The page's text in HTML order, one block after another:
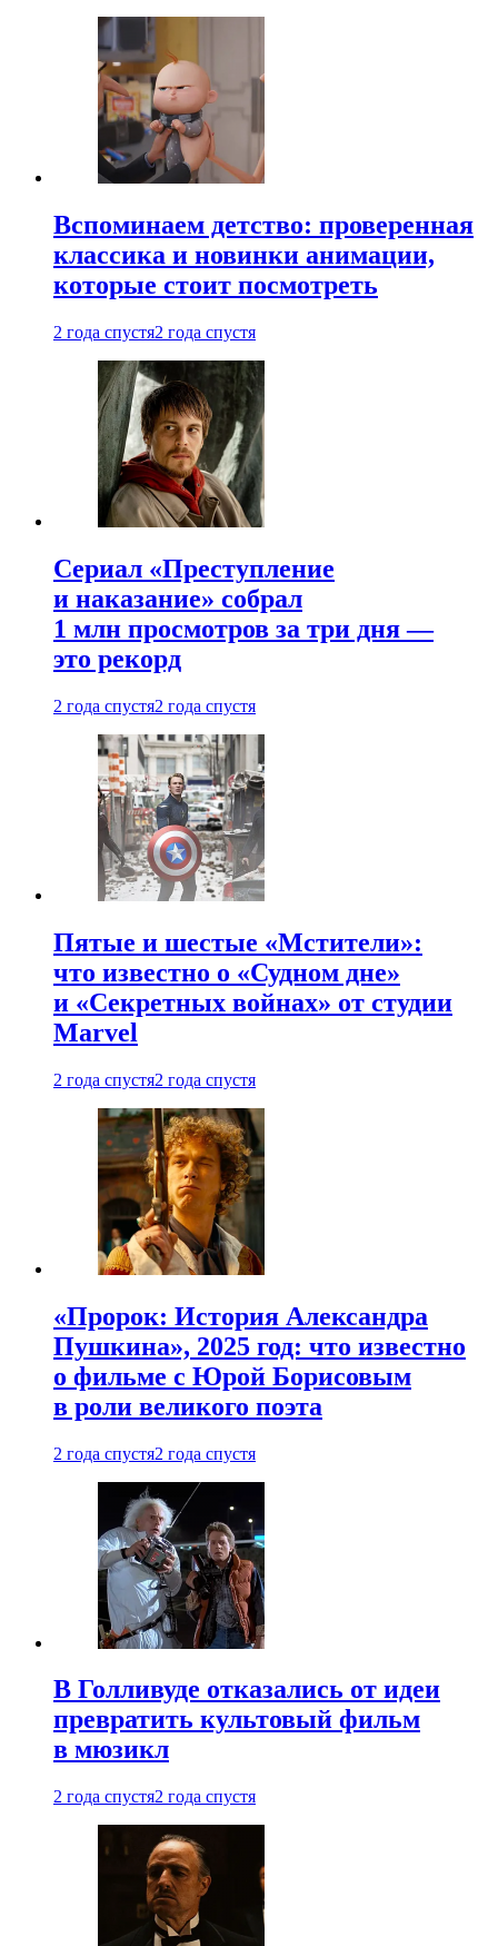
Вспоминаем детство: проверенная
классика и новинки анимации,
которые стоит посмотреть
2 года спустя2 года спустя
Сериал «Преступление
и наказание» собрал
1 млн просмотров за три дня —
это рекорд
2 года спустя2 года спустя
Пятые и шестые «Мстители»:
что известно о «Судном дне»
и «Секретных войнах» от студии
Marvel
2 года спустя2 года спустя
«Пророк: История Александра
Пушкина», 2025 год: что известно
о фильме с Юрой Борисовым
в роли великого поэта
2 года спустя2 года спустя
В Голливуде отказались от идеи
превратить культовый фильм
в мюзикл
2 года спустя2 года спустя